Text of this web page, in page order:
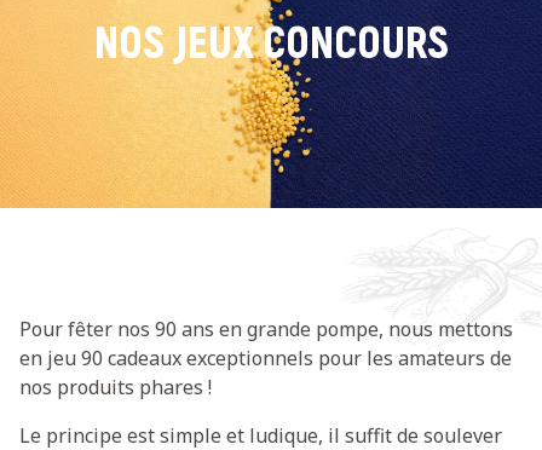
NOS JEUX CONCOURS
Pour fêter nos 90 ans en grande pompe, nous mettons
en jeu 90 cadeaux exceptionnels pour les amateurs de
nos produits phares !
Le principe est simple et ludique, il suffit de soulever